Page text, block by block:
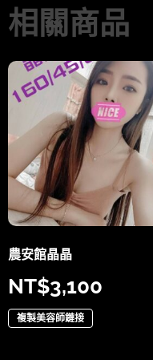
相關商品
農安館晶晶
NT$3,100
複製美容師鏈接